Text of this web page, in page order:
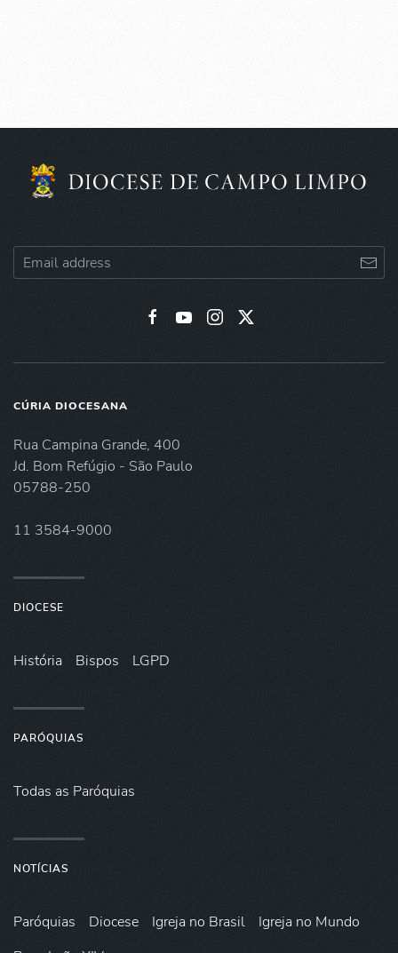
CÚRIA DIOCESANA
Rua Campina Grande, 400
Jd. Bom Refúgio - São Paulo
05788-250
11 3584-9000
DIOCESE
História Bispos LGPD
PARÓQUIAS
Todas as Paróquias
NOTÍCIAS
Paróquias Diocese Igreja no Brasil
Igreja no Mundo